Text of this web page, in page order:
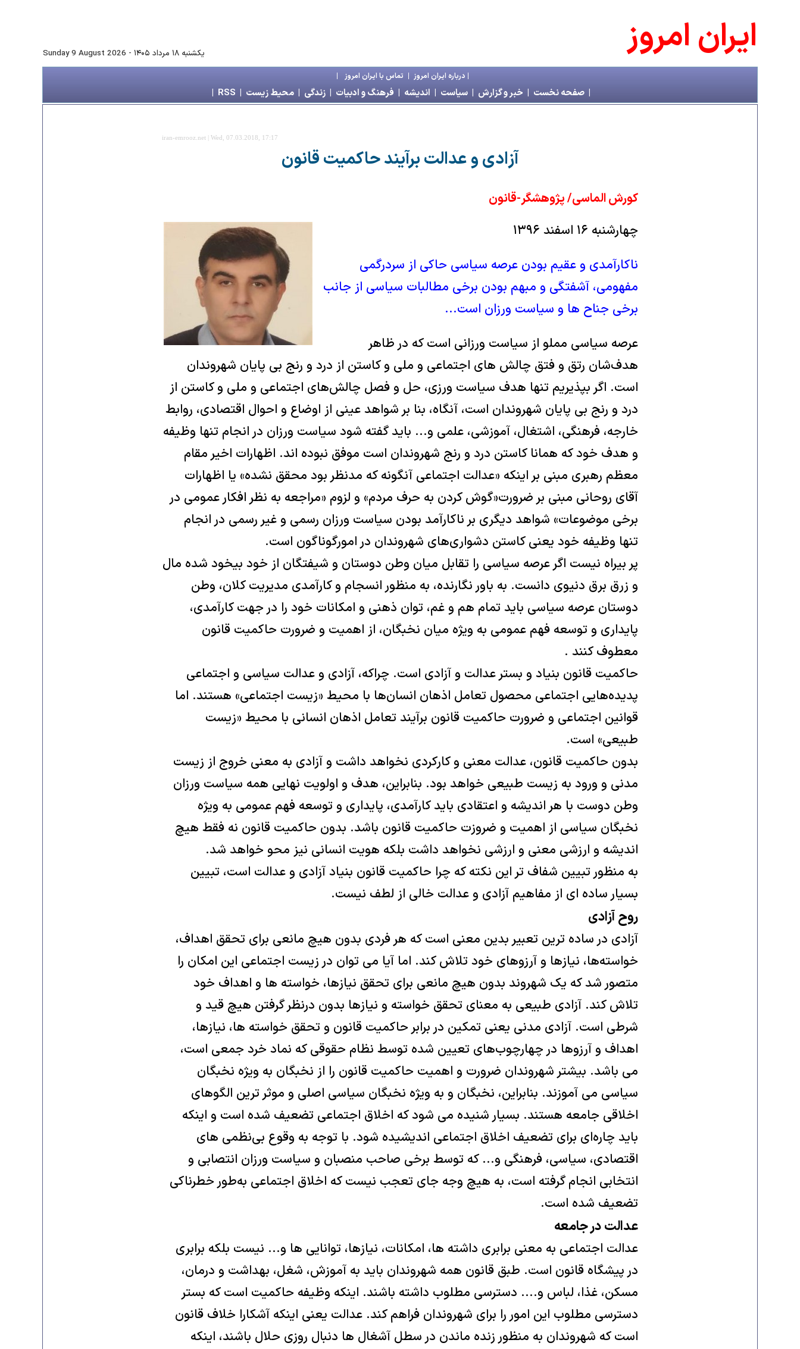
يكشنبه ۱۸ مرداد ۱۴۰۵ -
Sunday 9 August 2026 ايران امروز
|درباره ايران امروز | تماس با ايران امروز |
| صفحه نخست | خبر و گزارش | سياست | انديشه | فرهنگ و ادبيات | زندگی | محیط زیست |
RSS
|
iran-emrooz.net | Wed, 07.03.2018, 17:17
آزادی و عدالت برآیند حاکمیت قانون
کورش الماسی/ پژوهشگر-قانون
چهارشنبه ۱۶ اسفند ۱۳۹۶
ناکارآمدی و عقیم بودن عرصه سیاسی حاکی از سردرگمی
مفهومی، آشفتگی و مبهم بودن برخی مطالبات سیاسی از جانب
برخی جناح ها و سیاست ورزان است...
عرصه سیاسی مملو از سیاست ورزانی است که در ظاهر
هدف‌شان رتق و فتق چالش های اجتماعی و ملی و کاستن از درد و رنج بی پایان شهروندان
است. اگر بپذیریم تنها هدف سیاست ورزی، حل و فصل چالش‌های اجتماعی و ملی و کاستن از
درد و رنج بی پایان شهروندان است، آنگاه، بنا بر شواهد عینی از اوضاع و احوال اقتصادی، روابط
خارجه، فرهنگی، اشتغال، آموزشی، علمی و... باید گفته شود سیاست ورزان در انجام تنها وظیفه
و هدف خود که همانا کاستن درد و رنج شهروندان است موفق نبوده اند. اظهارات اخیر مقام
معظم رهبری مبنی بر اینکه «عدالت اجتماعی آنگونه که مدنظر بود محقق نشده» یا اظهارات
آقای روحانی مبنی بر ضرورت«گوش کردن به حرف مردم» و لزوم «مراجعه به نظر افکار عمومی در
برخی موضوعات» شواهد دیگری بر ناکارآمد بودن سیاست ورزان رسمی و غیر رسمی در انجام
تنها وظیفه خود یعنی کاستن دشواری‌های شهروندان در امورگوناگون است.
پر بیراه نیست اگر عرصه سیاسی را تقابل میان وطن دوستان و شیفتگان از خود بیخود شده مال
و زرق برق دنیوی دانست. به باور نگارنده، به منظور انسجام و کارآمدی مدیریت کلان، وطن
دوستان عرصه سیاسی باید تمام هم و غم، توان ذهنی و امکانات خود را در جهت کارآمدی،
پایداری و توسعه فهم عمومی به ویژه میان نخبگان، از اهمیت و ضرورت حاکمیت قانون
معطوف کنند .
حاکمیت قانون بنیاد و بستر عدالت و آزادی است. چراکه، آزادی و عدالت سیاسی و اجتماعی
پدیده‌هایی اجتماعی محصول تعامل اذهان انسان‌ها با محیط «زیست اجتماعی» هستند. اما
قوانین اجتماعی و ضرورت حاکمیت قانون برآیند تعامل اذهان انسانی با محیط «زیست
طبیعی» است.
بدون حاکمیت قانون، عدالت معنی و کارکردی نخواهد داشت و آزادی به معنی خروج از زیست
مدنی و ورود به زیست طبیعی خواهد بود. بنابراین، هدف و اولویت نهایی همه سیاست ورزان
وطن دوست با هر اندیشه و اعتقادی باید کارآمدی، پایداری و توسعه فهم عمومی به ویژه
نخبگان سیاسی از اهمیت و ضروزت حاکمیت قانون باشد. بدون حاکمیت قانون نه فقط هیچ
اندیشه و ارزشی معنی و ارزشی نخواهد داشت بلکه هویت انسانی نیز محو خواهد شد.
به منظور تبیین شفاف تر این نکته که چرا حاکمیت قانون بنیاد آزادی و عدالت است، تبیین
بسیار ساده ای از مفاهیم آزادی و عدالت خالی از لطف نیست.
روح آزادی
آزادی در ساده ترین تعبیر بدین معنی است که هر فردی بدون هیچ مانعی برای تحقق اهداف،
خواسته‌ها، نیازها و آرزوهای خود تلاش کند. اما آیا می توان در زیست اجتماعی این امکان را
متصور شد که یک شهروند بدون هیچ مانعی برای تحقق نیازها، خواسته ها و اهداف خود
تلاش کند. آزادی طبیعی به معنای تحقق خواسته و نیازها بدون درنظر گرفتن هیچ قید و
شرطی است. آزادی مدنی یعنی تمکین در برابر حاکمیت قانون و تحقق خواسته ها، نیازها،
اهداف و آرزوها در چهارچوب‌های تعیین شده توسط نظام حقوقی که نماد خرد جمعی است،
می باشد. بیشتر شهروندان ضرورت و اهمیت حاکمیت قانون را از نخبگان به ویژه نخبگان
سیاسی می آموزند. بنابراین، نخبگان و به ویژه نخبگان سیاسی اصلی و موثر ترین الگوهای
اخلاقی جامعه هستند. بسیار شنیده می شود که اخلاق اجتماعی تضعیف شده است و اینکه
باید چاره‌ای برای تضعیف اخلاق اجتماعی اندیشیده شود. با توجه به وقوع بی‌نظمی های
اقتصادی، سیاسی، فرهنگی و... که توسط برخی صاحب منصبان و سیاست ورزان انتصابی و
انتخابی انجام گرفته است، به هیچ وجه جای تعجب نیست که اخلاق اجتماعی به‌طور خطرناکی
تضعیف شده است.
عدالت در جامعه
عدالت اجتماعی به معنی برابری داشته ها، امکانات، نیازها، توانایی ها و... نیست بلکه برابری
در پیشگاه قانون است. طبق قانون همه شهروندان باید به آموزش، شغل، بهداشت و درمان،
مسکن، غذا، لباس و.... دسترسی مطلوب داشته باشند. اینکه وظیفه حاکمیت است که بستر
دسترسی مطلوب این امور را برای شهروندان فراهم کند. عدالت یعنی اینکه آشکارا خلاف قانون
است که شهروندان به منظور زنده ماندن در سطل آشغال ها دنبال روزی حلال باشند، اینکه